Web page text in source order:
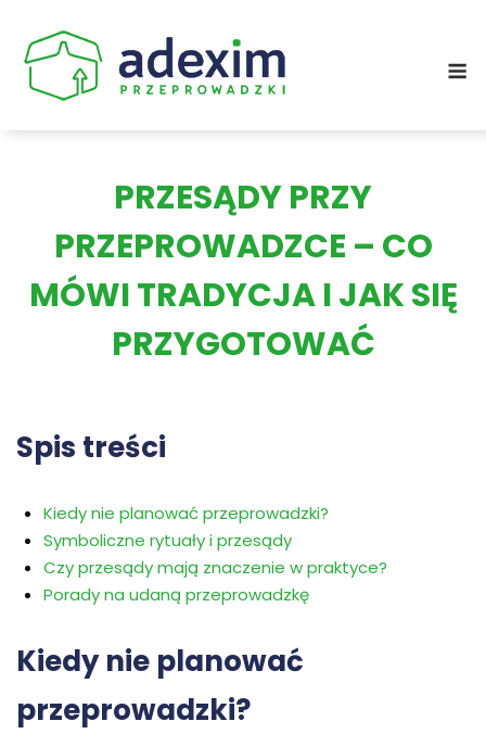
content
PRZESĄDY PRZY
PRZEPROWADZCE – CO
MÓWI TRADYCJA I JAK SIĘ
PRZYGOTOWAĆ
Spis treści
Kiedy nie planować przeprowadzki?
Symboliczne rytuały i przesądy
Czy przesądy mają znaczenie w praktyce?
Porady na udaną przeprowadzkę
Kiedy nie planować
przeprowadzki?